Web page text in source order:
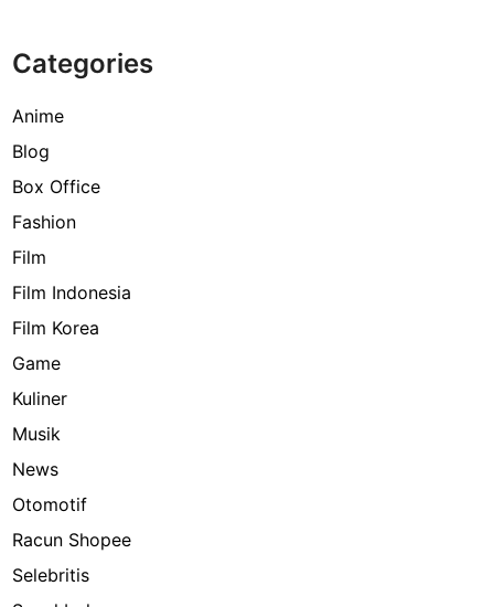
Categories
Anime
Blog
Box Office
Fashion
Film
Film Indonesia
Film Korea
Game
Kuliner
Musik
News
Otomotif
Racun Shopee
Selebritis